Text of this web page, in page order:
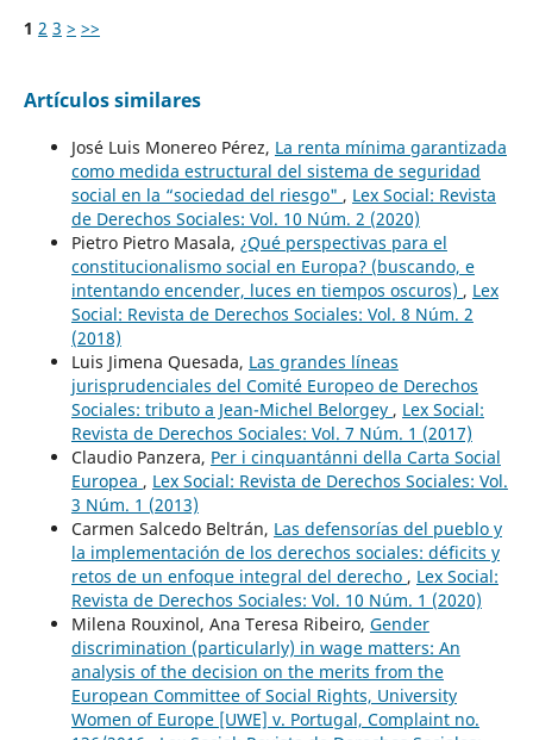
1 2 3 > >>
Artículos similares
José Luis Monereo Pérez, La renta mínima garantizada
como medida estructural del sistema de seguridad
social en la “sociedad del riesgo" , Lex Social: Revista
de Derechos Sociales: Vol. 10 Núm. 2 (2020)
Pietro Pietro Masala, ¿Qué perspectivas para el
constitucionalismo social en Europa? (buscando, e
intentando encender, luces en tiempos oscuros) , Lex
Social: Revista de Derechos Sociales: Vol. 8 Núm. 2
(2018)
Luis Jimena Quesada, Las grandes líneas
jurisprudenciales del Comité Europeo de Derechos
Sociales: tributo a Jean-Michel Belorgey , Lex Social:
Revista de Derechos Sociales: Vol. 7 Núm. 1 (2017)
Claudio Panzera, Per i cinquant´anni della Carta Social
Europea , Lex Social: Revista de Derechos Sociales: Vol.
3 Núm. 1 (2013)
Carmen Salcedo Beltrán, Las defensorías del pueblo y
la implementación de los derechos sociales: déficits y
retos de un enfoque integral del derecho , Lex Social:
Revista de Derechos Sociales: Vol. 10 Núm. 1 (2020)
Milena Rouxinol, Ana Teresa Ribeiro, Gender
discrimination (particularly) in wage matters: An
analysis of the decision on the merits from the
European Committee of Social Rights, University
Women of Europe [UWE] v. Portugal, Complaint no.